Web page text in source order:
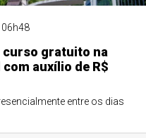
curso gratuito na
auxílio de R$
entre os dias